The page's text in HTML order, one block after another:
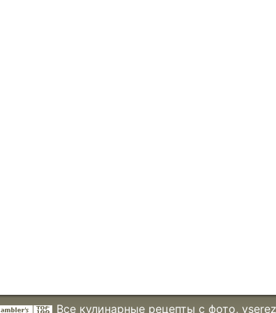
Все кулинарные рецепты с фото,